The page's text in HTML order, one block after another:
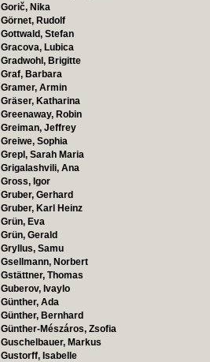
Gorič, Nika
Görnet, Rudolf
Gottwald, Stefan
Gracova, Lubica
Gradwohl, Brigitte
Graf, Barbara
Gramer, Armin
Gräser, Katharina
Greenaway, Robin
Greiman, Jeffrey
Greiwe, Sophia
Grepl, Sarah Maria
Grigalashvili, Ana
Gross, Igor
Gruber, Gerhard
Gruber, Karl Heinz
Grün, Eva
Grün, Gerald
Gryllus, Samu
Gsellmann, Norbert
Gstättner, Thomas
Guberov, Ivaylo
Günther, Ada
Günther, Bernhard
Günther-Mészáros, Zsofia
Guschelbauer, Markus
Gustorff, Isabelle